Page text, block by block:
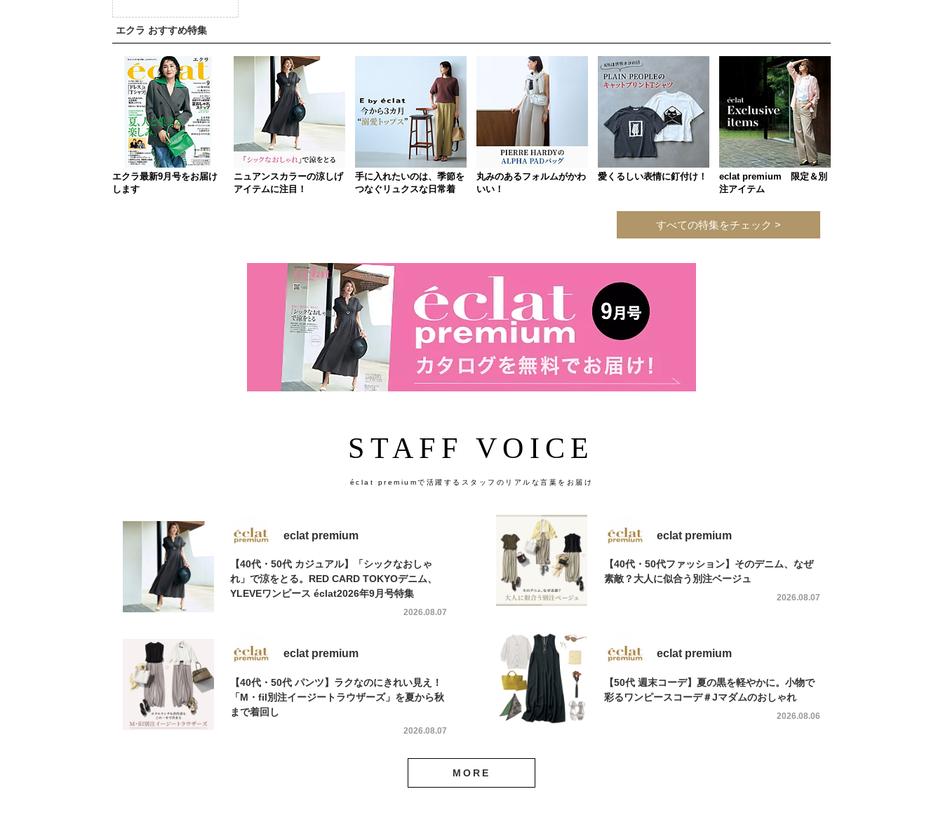
エクラ おすすめ特集
エクラ最新9月号をお届け
します
ニュアンスカラーの涼しげ
アイテムに注目！
手に入れたいのは、季節を
つなぐリュクスな日常着
丸みのあるフォルムがかわ
いい！
愛くるしい表情に釘付け！
eclat premium 限定＆別
注アイテム
すべての特集をチェック >
STAFF VOICE
éclat premiumで活躍するスタッフのリアルな言葉をお届け
eclat premium
【40代・50代 カジュアル】「シックなおしゃ
れ」で涼をとる。RED CARD TOKYOデニム、
YLEVEワンピース éclat2026年9月号特集
2026.08.07
eclat premium
【40代・50代ファッション】そのデニム、なぜ
素敵？大人に似合う別注ベージュ
2026.08.07
eclat premium
【40代・50代 パンツ】ラクなのにきれい見え！
「M・fil別注イージートラウザーズ」を夏から秋
まで着回し
2026.08.07
eclat premium
【50代 週末コーデ】夏の黒を軽やかに。小物で
彩るワンピースコーデ＃Jマダムのおしゃれ
2026.08.06
MORE